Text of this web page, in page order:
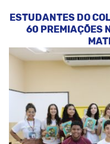
ESTUDANTES DO
60 PREMIAÇÕES